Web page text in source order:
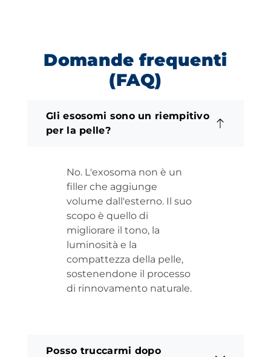
Domande frequenti
(FAQ)
Gli esosomi sono un riempitivo
per la pelle?
No. L'exosoma non è un
filler che aggiunge
volume dall'esterno. Il suo
scopo è quello di
migliorare il tono, la
luminosità e la
compattezza della pelle,
sostenendone il processo
di rinnovamento naturale.
Posso truccarmi dopo